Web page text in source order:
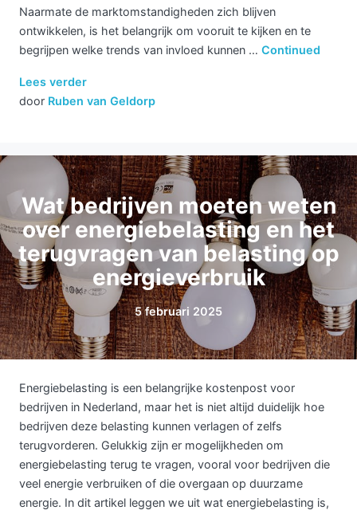
Naarmate de marktomstandigheden zich blijven
ontwikkelen, is het belangrijk om vooruit te kijken en te
begrijpen welke trends van invloed kunnen … Continued
Lees verder
door Ruben van Geldorp
Wat bedrijven moeten weten
over energiebelasting en het
terugvragen van belasting op
energieverbruik
5 februari 2025
Energiebelasting is een belangrijke kostenpost voor
bedrijven in Nederland, maar het is niet altijd duidelijk hoe
bedrijven deze belasting kunnen verlagen of zelfs
terugvorderen. Gelukkig zijn er mogelijkheden om
energiebelasting terug te vragen, vooral voor bedrijven die
veel energie verbruiken of die overgaan op duurzame
energie. In dit artikel leggen we uit wat energiebelasting is,